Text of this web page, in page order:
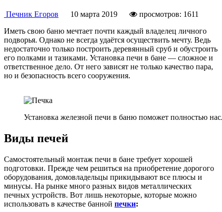
Печник Егоров 10 марта 2019
просмотров: 1611
Иметь свою баню мечтает почти каждый владелец личного
подворья. Однако не всегда удаётся осуществить мечту. Ведь
недостаточно только построить деревянный сруб и обустроить
его полками и тазиками. Установка печи в бане — сложное и
ответственное дело. От него зависят не только качество пара,
но и безопасность всего сооружения.
Установка железной печи в баню поможет полностью
Виды печей
Самостоятельный монтаж печи в бане требует хорошей
подготовки. Прежде чем решиться на приобретение дорогого
оборудования, домовладельцы прикидывают все плюсы и
минусы. На рынке много разных видов металлических
печных устройств. Вот лишь некоторые, которые можно
использовать в качестве банной печки: